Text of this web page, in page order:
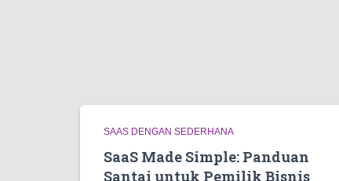
SAAS DENGAN SEDERHANA
SaaS Made Simple: Panduan
Santai untuk Pemilik Bisnis